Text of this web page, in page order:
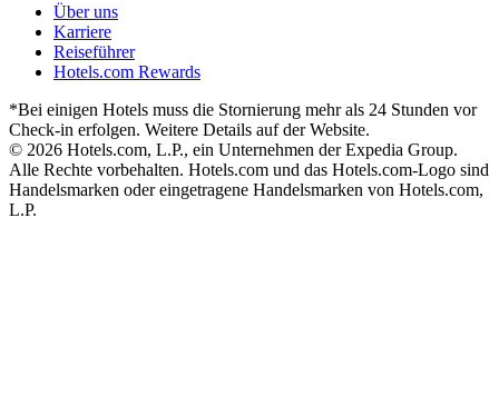
Über uns
Karriere
Reiseführer
Hotels.com Rewards
*Bei einigen Hotels muss die Stornierung mehr als 24 Stunden vor
Check-in erfolgen. Weitere Details auf der Website.
© 2026 Hotels.com, L.P., ein Unternehmen der Expedia Group.
Alle Rechte vorbehalten. Hotels.com und das Hotels.com-Logo sind
Handelsmarken oder eingetragene Handelsmarken von Hotels.com,
L.P.